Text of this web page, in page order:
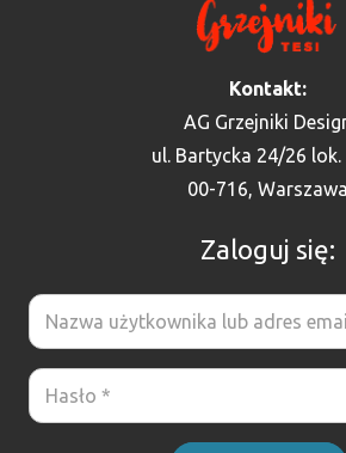
Kontakt:
AG Grzejniki
ul. Bartycka 24/26 lok.
00-716, Warszawa
Zaloguj się: